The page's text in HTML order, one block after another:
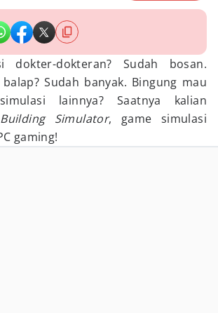
dokter-dokteran? Sudah bosan.
Sudah banyak. Bingung mau
lainnya? Saatnya kalian
Simulator, game simulasi
gaming!